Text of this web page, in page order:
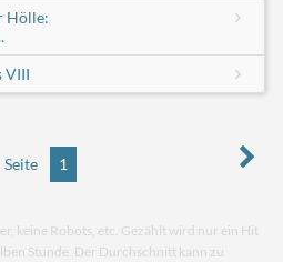
Hölle:
VIII
Seite 1
keine Robots, etc. Gezählt wird nur ein Hit
Stunde. Der Durchschnitt kann zu